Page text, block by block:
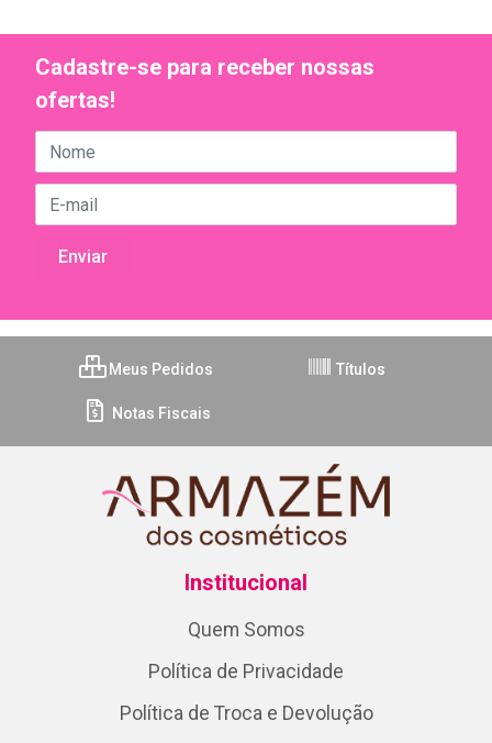
Cadastre-se para receber nossas
ofertas!
Meus Pedidos Títulos
Notas Fiscais
Institucional
Quem Somos
Política de Privacidade
Política de Troca e Devolução